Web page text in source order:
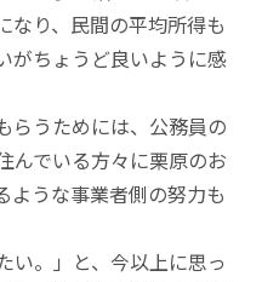
なり、民間の平均所得も
がちょうど良いように感
らうためには、公務員の
んでいる方々に栗原のお
ような事業者側の努力も
い。」と、今以上に思っ